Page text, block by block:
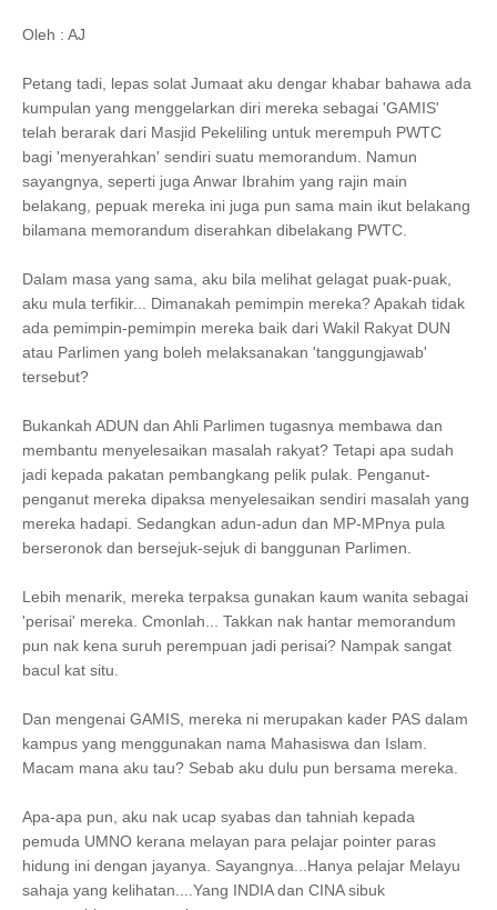
Oleh : AJ
Petang tadi, lepas solat Jumaat aku dengar khabar bahawa ada
kumpulan yang menggelarkan diri mereka sebagai 'GAMIS'
telah berarak dari Masjid Pekeliling untuk merempuh PWTC
bagi 'menyerahkan' sendiri suatu memorandum. Namun
sayangnya, seperti juga Anwar Ibrahim yang rajin main
belakang, pepuak mereka ini juga pun sama main ikut belakang
bilamana memorandum diserahkan dibelakang PWTC.
Dalam masa yang sama, aku bila melihat gelagat puak-puak,
aku mula terfikir... Dimanakah pemimpin mereka? Apakah tidak
ada pemimpin-pemimpin mereka baik dari Wakil Rakyat DUN
atau Parlimen yang boleh melaksanakan 'tanggungjawab'
tersebut?
Bukankah ADUN dan Ahli Parlimen tugasnya membawa dan
membantu menyelesaikan masalah rakyat? Tetapi apa sudah
jadi kepada pakatan pembangkang pelik pulak. Penganut-
penganut mereka dipaksa menyelesaikan sendiri masalah yang
mereka hadapi. Sedangkan adun-adun dan MP-MPnya pula
berseronok dan bersejuk-sejuk di banggunan Parlimen.
Lebih menarik, mereka terpaksa gunakan kaum wanita sebagai
'perisai' mereka. Cmonlah... Takkan nak hantar memorandum
pun nak kena suruh perempuan jadi perisai? Nampak sangat
bacul kat situ.
Dan mengenai GAMIS, mereka ni merupakan kader PAS dalam
kampus yang menggunakan nama Mahasiswa dan Islam.
Macam mana aku tau? Sebab aku dulu pun bersama mereka.
Apa-apa pun, aku nak ucap syabas dan tahniah kepada
pemuda UMNO kerana melayan para pelajar pointer paras
hidung ini dengan jayanya. Sayangnya...Hanya pelajar Melayu
sahaja yang kelihatan....Yang INDIA dan CINA sibuk